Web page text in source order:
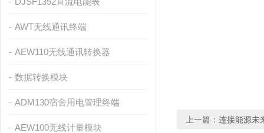
AWT无线通讯终端
AEW110无线通讯转换器
数据转换模块
ADM130宿舍用电管理终端
AEW100无线计量模块
上一篇： 连接能源未